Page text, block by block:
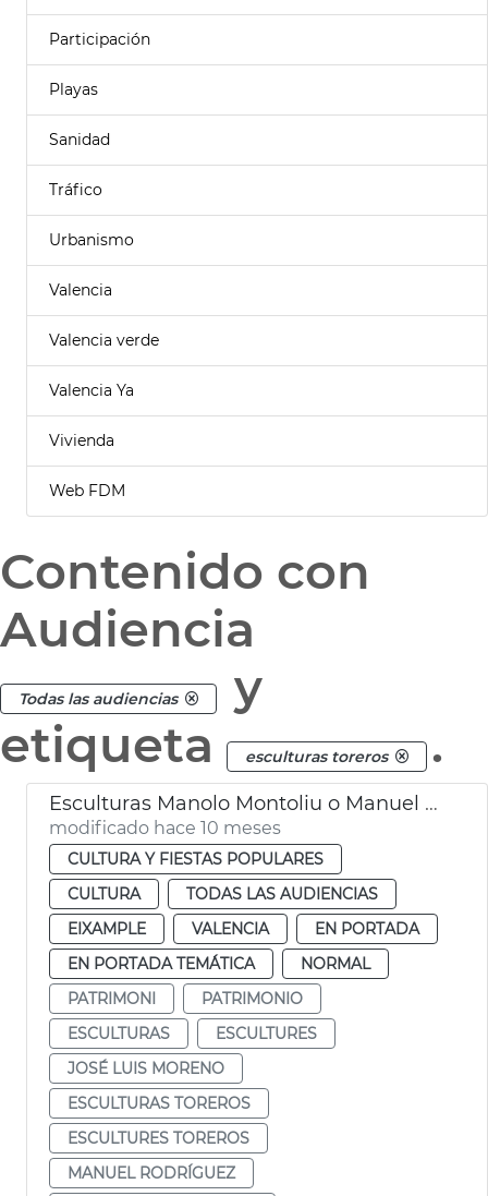
Participación
Playas
Sanidad
Tráfico
Urbanismo
Valencia
Valencia verde
Valencia Ya
Vivienda
Web FDM
Contenido con
Audiencia
Todas las audiencias
y
etiqueta
esculturas toreros .
Esculturas Manolo Montoliu o Manuel Granero València
modificado hace 10 meses
CULTURA Y FIESTAS POPULARES
CULTURA
TODAS LAS AUDIENCIAS
EIXAMPLE
VALENCIA
EN PORTADA
EN PORTADA TEMÁTICA
NORMAL
PATRIMONI
PATRIMONIO
ESCULTURAS
ESCULTURES
JOSÉ LUIS MORENO
ESCULTURAS TOREROS
ESCULTURES TOREROS
MANUEL RODRÍGUEZ